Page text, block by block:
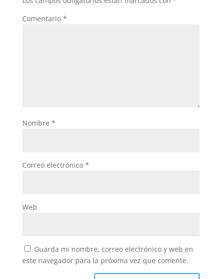
Comentario *
Nombre *
Correo electrónico *
Web
Guarda mi nombre, correo electrónico y web en
este navegador para la próxima vez que comente.